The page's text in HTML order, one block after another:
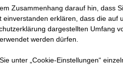
Zusammenhang darauf hin, dass
ein­ver­standen erklären, dass die auf
dargestellten Umfang
werden dürfen.
unter „Cookie-Einstellungen“